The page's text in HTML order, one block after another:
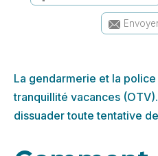
La gendarmerie et la
tranquillité vacances
dissuader toute tentative